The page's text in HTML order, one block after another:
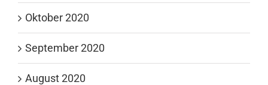
Oktober 2020
September 2020
August 2020